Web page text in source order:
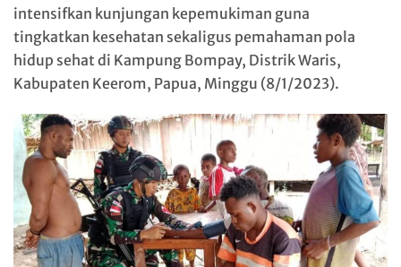
intensifkan kunjungan kepemukiman guna
tingkatkan kesehatan sekaligus pemahaman pola
hidup sehat di Kampung Bompay, Distrik Waris,
Kabupaten Keerom, Papua, Minggu (8/1/2023).